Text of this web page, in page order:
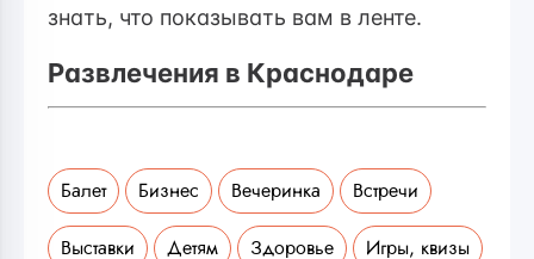
знать, что показывать вам в ленте.
Развлечения в Краснодаре
Балет Бизнес Вечеринка Встречи
Выставки Детям Здоровье Игры, квизы